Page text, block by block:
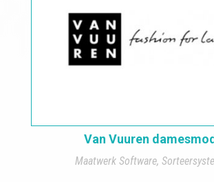
Van Vuuren
Maatwerk Software,